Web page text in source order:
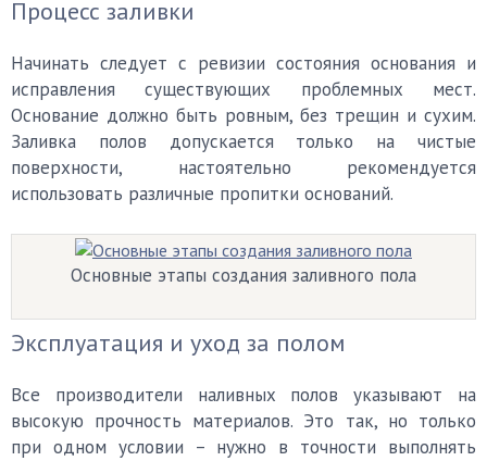
Процесс заливки
Начинать следует с ревизии состояния основания и
исправления существующих проблемных мест.
Основание должно быть ровным, без трещин и сухим.
Заливка полов допускается только на чистые
поверхности, настоятельно рекомендуется
использовать различные пропитки оснований.
Основные этапы создания заливного пола
Эксплуатация и уход за полом
Все производители наливных полов указывают на
высокую прочность материалов. Это так, но только
при одном условии – нужно в точности выполнять